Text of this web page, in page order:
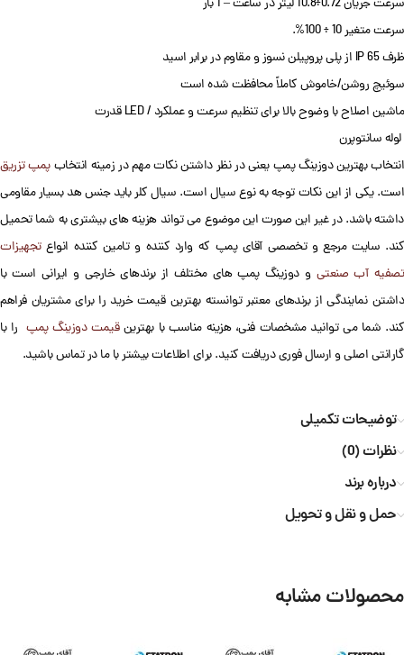
سرعت جریان 0.72÷10.8 لیتر در ساعت – 1 بار
سرعت متغیر 10 ÷ 100%.
ظرف IP 65 از پلی پروپیلن نسوز و مقاوم در برابر اسید
سوئیچ روشن/خاموش کاملاً محافظت شده است
ماشین اصلاح با وضوح بالا برای تنظیم سرعت و عملکرد / LED قدرت
لوله سانتوپرن
انتخاب بهترین دوزینگ پمپ یعنی در نظر داشتن نکات مهم در زمینه انتخابپمپ تزریق
است. یکی از این نکات توجه به نوع سیال است. سیال کلر باید جنس هد بسیار مقاومی
داشته باشد. در غیر این صورت این موضوع می تواند هزینه های بیشتری به شما تحمیل
کند. سایت مرجع و تخصصی آقای پمپ که وارد کننده و تامین کننده انواعتجهیزات
تصفیه آب صنعتی و دوزینگ پمپ های مختلف از برندهای خارجی و ایرانی است با
داشتن نمایندگی از برندهای معتبر توانسته بهترین قیمت خرید را برای مشتریان فراهم
کند. شما می توانید مشخصات فنی، هزینه مناسب با بهترینقیمت دوزینگ پمپ را با
گارانتی اصلی و ارسال فوری دریافت کنید. برای اطلاعات بیشتر با ما در تماس باشید.
توضیحات تکمیلی
نظرات (0)
درباره برند
حمل و نقل و تحویل
محصولات مشابه